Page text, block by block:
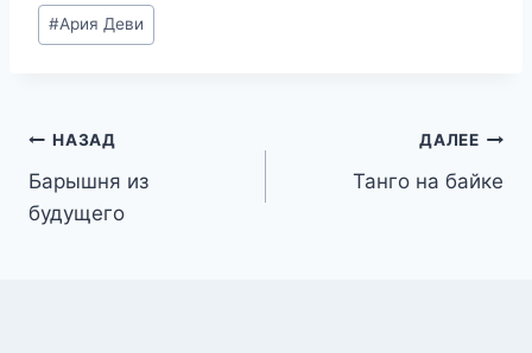
Метки
записи:
#Ария Деви
Навигация
по
НАЗАД
Барышня из
будущего
ДАЛЕЕ
Танго на байке